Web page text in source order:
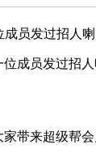
员发过招人
成员发过招人
带来超级帮会